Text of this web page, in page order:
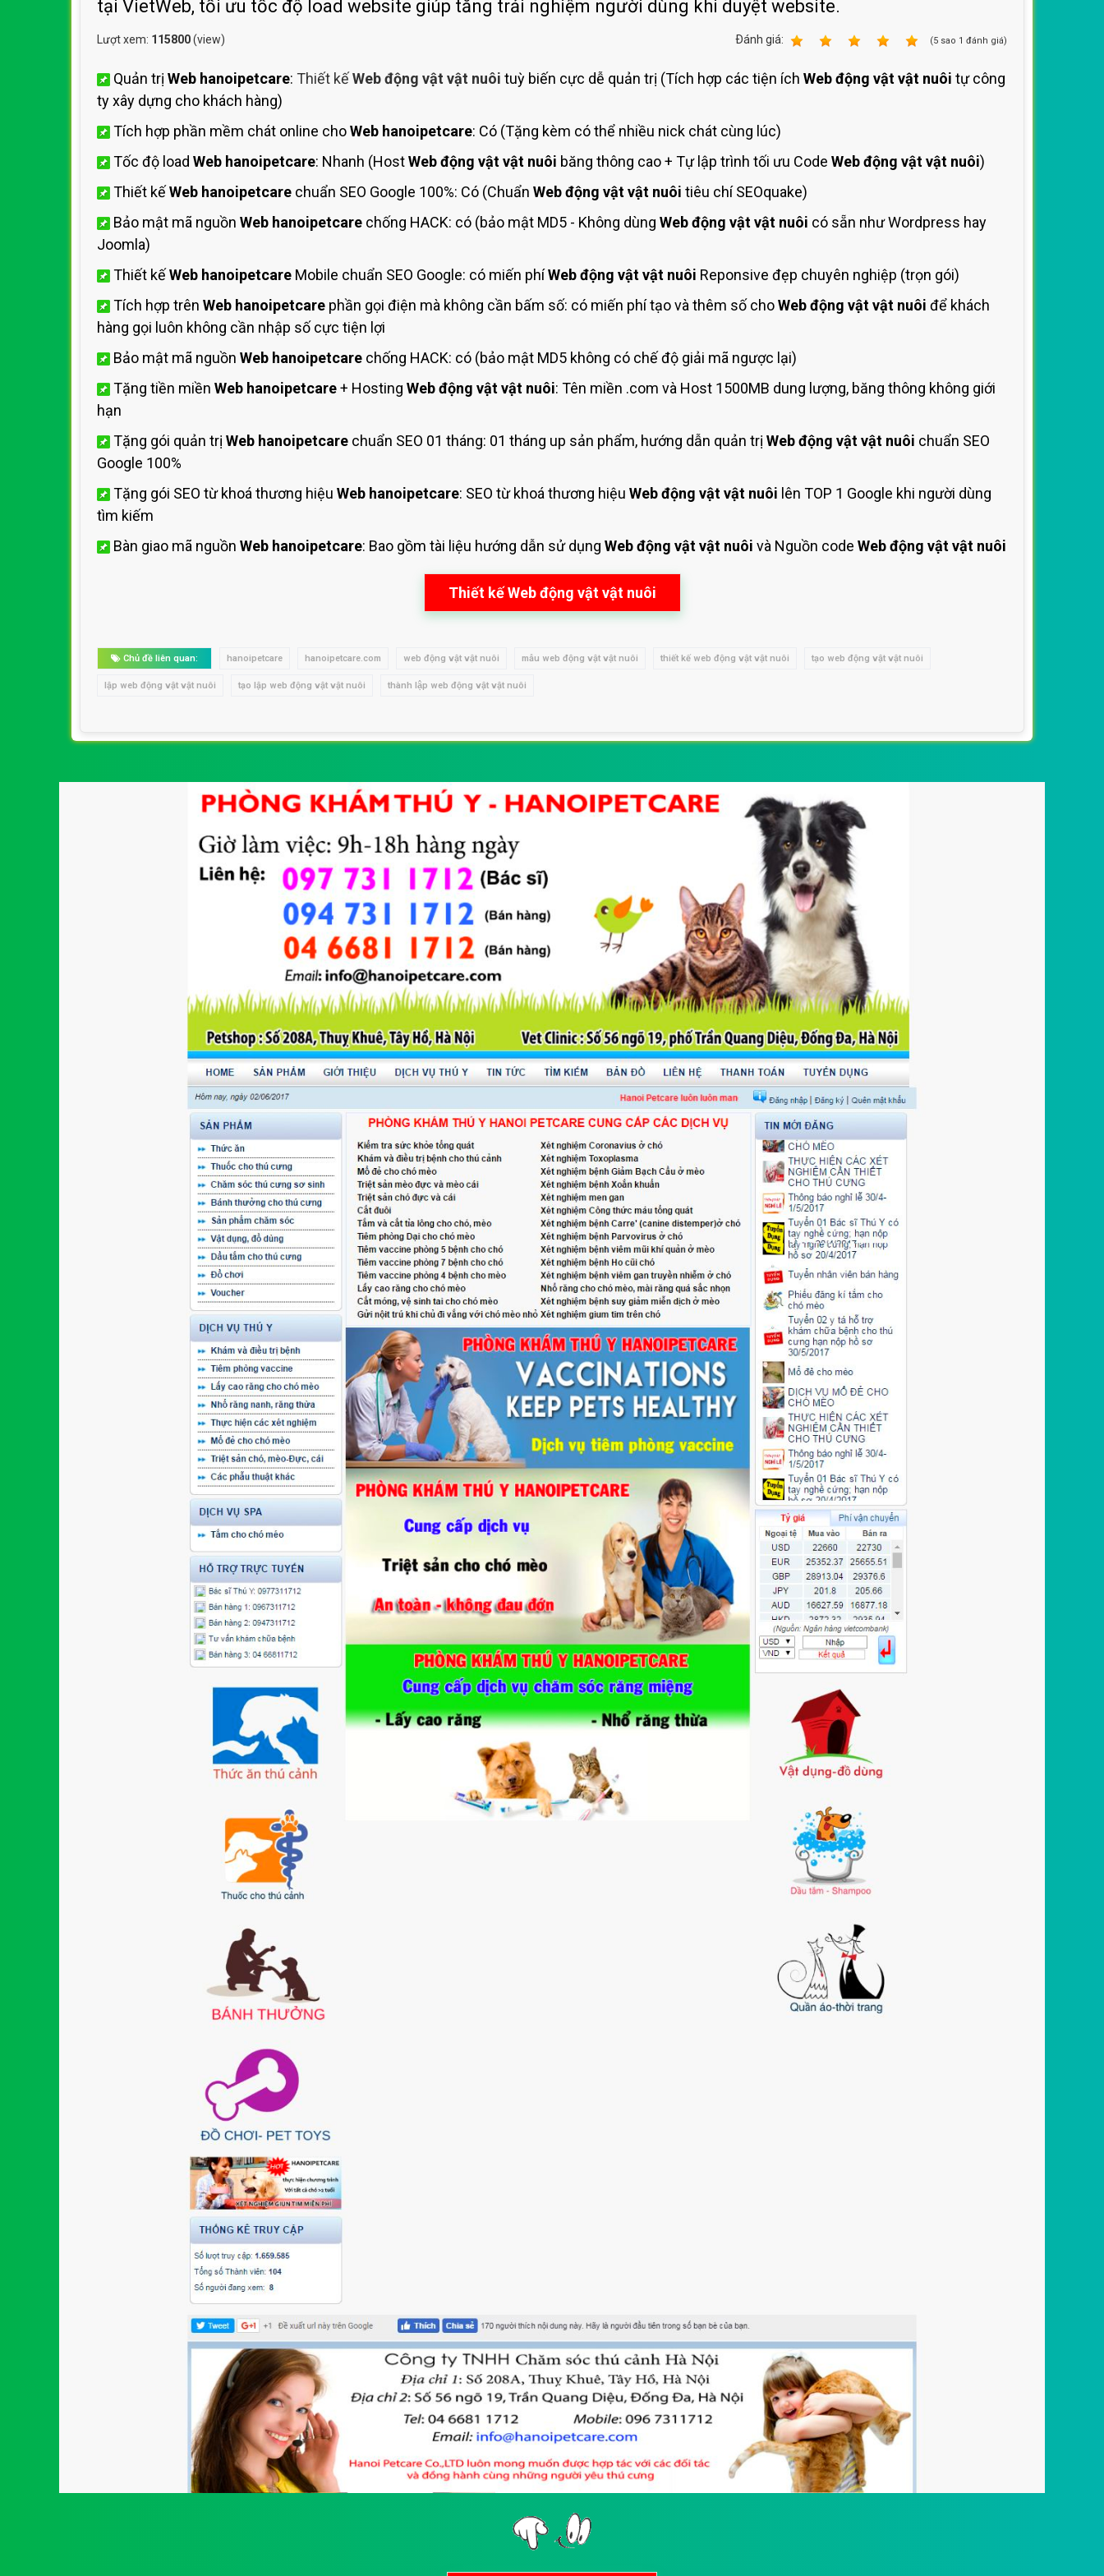
Bảng giá quản trị Website
tại VietWeb, tối ưu tốc độ load website giúp tăng trải nghiệm người dùng khi duyệt website.
Lượt xem: 115800(view) Ðánh giá: (5 sao 1 đánh giá)
Quản trị Web hanoipetcare: Thiết kếWeb động vật vật nuôi tuỳ biến cực dễ quản trị (Tích hợp các tiện ích Web động vật vật nuôi tự công
ty xây dựng cho khách hàng)
Tích hợp phần mềm chát online choWeb hanoipetcare: Có (Tặng kèm có thể nhiều nick chát cùng lúc)
Tốc độ load Web hanoipetcare: Nhanh (HostWeb động vật vật nuôi băng thông cao + Tự lập trình tối ưu Code Web động vật vật nuôi)
Thiết kếWeb hanoipetcare chuẩn SEO Google 100%: Có (Chuẩn Web động vật vật nuôi tiêu chí SEOquake)
Bảo mật mã nguồn Web hanoipetcare chống HACK: có (bảo mật MD5 - Không dùng Web động vật vật nuôi có sẵn như Wordpress hay
Joomla)
Thiết kếWeb hanoipetcare Mobile chuẩn SEO Google: có miến phíWeb động vật vật nuôi Reponsive đẹp chuyên nghiệp (trọn gói)
Tích hợp trên Web hanoipetcare phần gọi điện mà không cần bấm số: có miến phí tạo và thêm số choWeb động vật vật nuôi để khách
hàng gọi luôn không cần nhập số cực tiện lợi
Bảo mật mã nguồn Web hanoipetcare chống HACK: có (bảo mật MD5 không có chế độ giải mã ngược lại)
Tặng tiền miền Web hanoipetcare+ Hosting Web động vật vật nuôi: Tên miền .com và Host 1500MB dung lượng, băng thông không giới
hạn
Tặng gói quản trị Web hanoipetcare chuẩn SEO 01 tháng: 01 tháng up sản phẩm, hướng dẫn quản trị Web động vật vật nuôi chuẩn SEO
Google 100%
Tặng gói SEO từ khoá thương hiệu Web hanoipetcare: SEO từ khoá thương hiệu Web động vật vật nuôi lên TOP 1 Google khi người dùng
tìm kiếm
Bàn giao mã nguồn Web hanoipetcare: Bao gồm tài liệu hướng dẫn sử dụng Web động vật vật nuôi và Nguồn code Web động vật vật nuôi
Thiết kế Web động vật vật nuôi
Chủ đề liên quan: hanoipetcare hanoipetcare.com web động vật vật nuôi mẫu web động vật vật nuôi thiết kế web động vật vật nuôi tạo web động vật vật nuôi
lập web động vật vật nuôi tạo lập web động vật vật nuôi thành lập web động vật vật nuôi